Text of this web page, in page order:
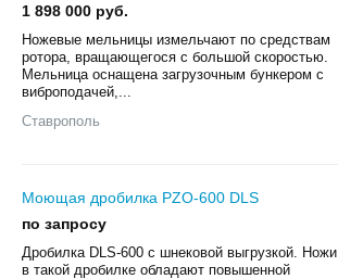
1 898 000 руб.
Ножевые мельницы измельчают по средствам
ротора, вращающегося с большой скоростью.
Мельница оснащена загрузочным бункером с
виброподачей,...
Ставрополь
Моющая дробилка PZO-600 DLS
по запросу
Дробилка DLS-600 с шнековой выгрузкой. Ножи
в такой дробилке обладают повышенной